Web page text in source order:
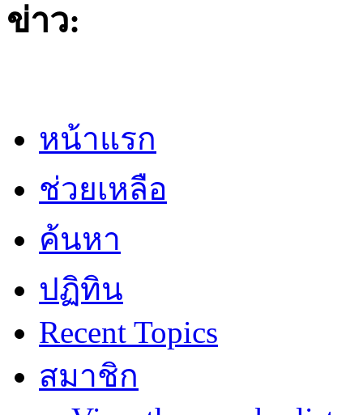
ข่าว:
หน้าแรก
ช่วยเหลือ
ค้นหา
ปฏิทิน
Recent Topics
สมาชิก